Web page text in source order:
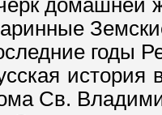
домашней
годы
история
Св.